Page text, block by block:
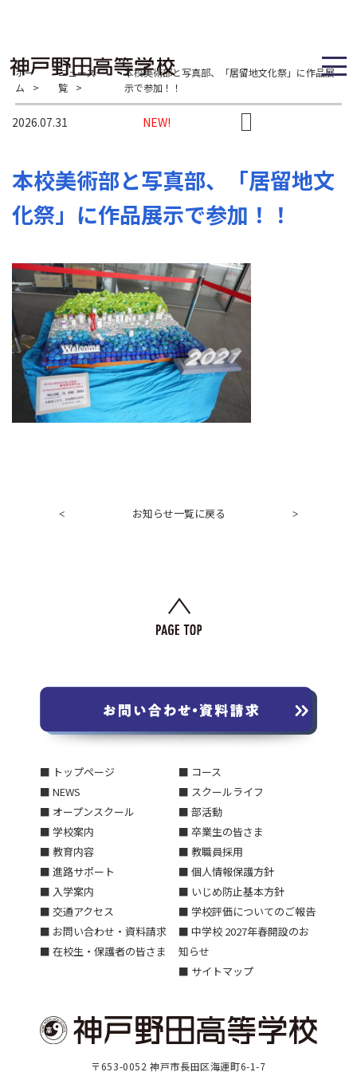
ホー
ム
>
ニュース一
覧
>
本校美術部と写真部、「居留地文化祭」に作品展
示で参加！！
2026.07.31 NEW!
本校美術部と写真部、「居留地文
化祭」に作品展示で参加！！
< お知らせ一覧に戻る >
■ トップページ
■ NEWS
■ オープンスクール
■ 学校案内
■ 教育内容
■ 進路サポート
■ 入学案内
■ 交通アクセス
■ お問い合わせ・資料請求
■ 在校生・保護者の皆さま
■ コース
■ スクールライフ
■ 部活動
■ 卒業生の皆さま
■ 教職員採用
■ 個人情報保護方針
■ いじめ防止基本方針
■ 学校評価についてのご報告
■ 中学校 2027年春開設のお
知らせ
■ サイトマップ
〒653-0052 神戸市長田区海運町6-1-7